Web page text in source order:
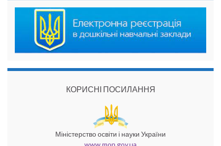
КОРИСНІ ПОСИЛАННЯ
Міністерство освіти і науки України
www.mon.gov.ua